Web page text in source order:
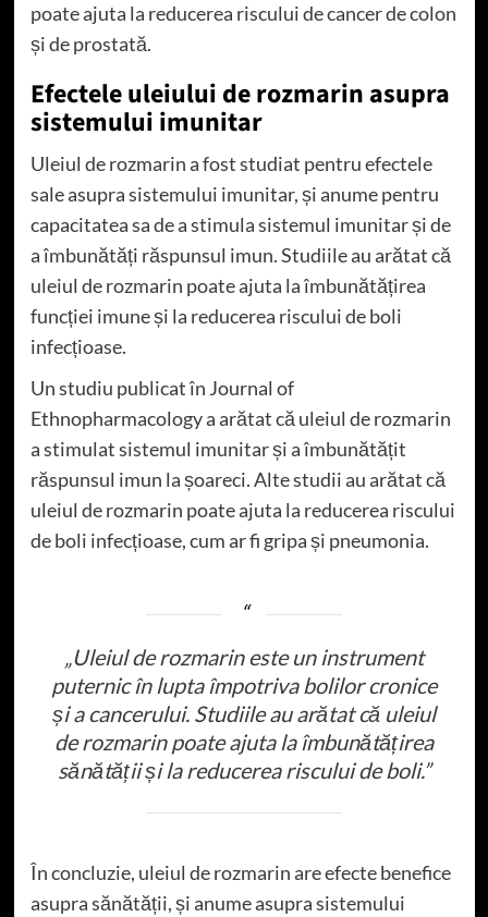
poate ajuta la reducerea riscului de cancer de colon
și de prostată.
Efectele uleiului de rozmarin asupra
sistemului imunitar
Uleiul de rozmarin a fost studiat pentru efectele
sale asupra sistemului imunitar, și anume pentru
capacitatea sa de a stimula sistemul imunitar și de
a îmbunătăți răspunsul imun. Studiile au arătat că
uleiul de rozmarin poate ajuta la îmbunătățirea
funcției imune și la reducerea riscului de boli
infecțioase.
Un studiu publicat în Journal of
Ethnopharmacology a arătat că uleiul de rozmarin
a stimulat sistemul imunitar și a îmbunătățit
răspunsul imun la șoareci. Alte studii au arătat că
uleiul de rozmarin poate ajuta la reducerea riscului
de boli infecțioase, cum ar fi gripa și pneumonia.
„Uleiul de rozmarin este un instrument
puternic în lupta împotriva bolilor cronice
și a cancerului. Studiile au arătat că uleiul
de rozmarin poate ajuta la îmbunătățirea
sănătății și la reducerea riscului de boli.”
În concluzie, uleiul de rozmarin are efecte benefice
asupra sănătății, și anume asupra sistemului